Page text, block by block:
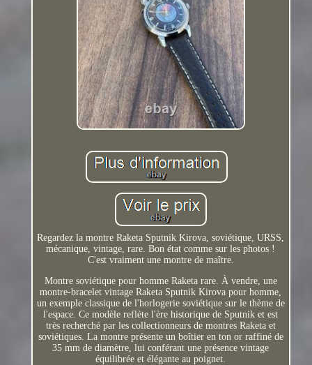
Regardez la montre Raketa Sputnik Kirova, soviétique, URSS,
mécanique, vintage, rare. Bon état comme sur les photos !
C'est vraiment une montre de maître.
Montre soviétique pour homme Raketa rare. À vendre, une
montre-bracelet vintage Raketa Sputnik Kirova pour homme,
un exemple classique de l'horlogerie soviétique sur le thème de
l'espace. Ce modèle reflète l'ère historique de Sputnik et est
très recherché par les collectionneurs de montres Raketa et
soviétiques. La montre présente un boîtier en ton or raffiné de
35 mm de diamètre, lui conférant une présence vintage
équilibrée et élégante au poignet.